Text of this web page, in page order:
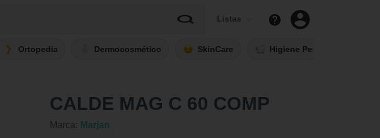
Listas
Ortopedia Dermocosmético SkinCare Higiene Pessoal
CALDE MAG C 60 COMP
Marca: Marjan